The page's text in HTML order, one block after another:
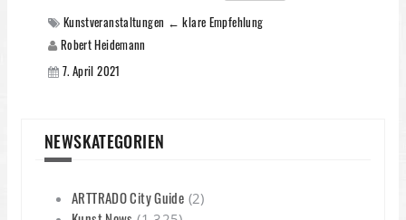
Kunstveranstaltungen ← klare Empfehlung
Robert Heidemann
7. April 2021
NEWSKATEGORIEN
ARTTRADO City Guide (2)